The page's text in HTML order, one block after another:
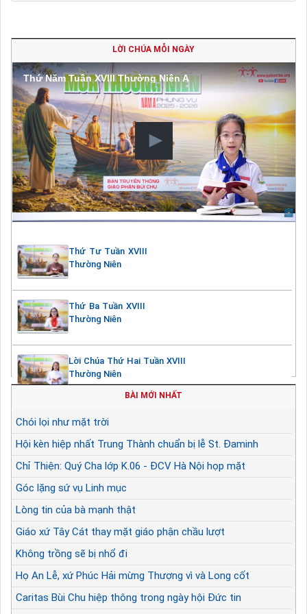
LỜI CHÚA MỖI NGÀY
Thứ Năm Tuần XVIII Thường Niên A
Thứ Tư Tuần XVIII
Thường Niên
Thứ Ba Tuần XVIII
Thường Niên
Lời Chúa Thứ Hai Tuần XVIII
Thường Niên
BÀI MỚI NHẤT
Chói lọi như mặt trời
Hội kèn hiệp nhất Trung Thành chuẩn bị lễ St. Đaminh
Chỉ Thiện: Quý Cha lớp K.06 - ĐCV Hà Nội họp mặt
Góc lặng sứ vụ Linh mục
Lòng tin của bà mạnh thật
Giáo xứ Tây Cát thay mặt giáo phận chầu lượt
Không trồng sẽ bị nhổ đi
Họ An Lễ, xứ Phúc Hải mừng Thượng vì và Long cốt
Caritas Bùi Chu hiệp thông trong ngày hội Đức tin